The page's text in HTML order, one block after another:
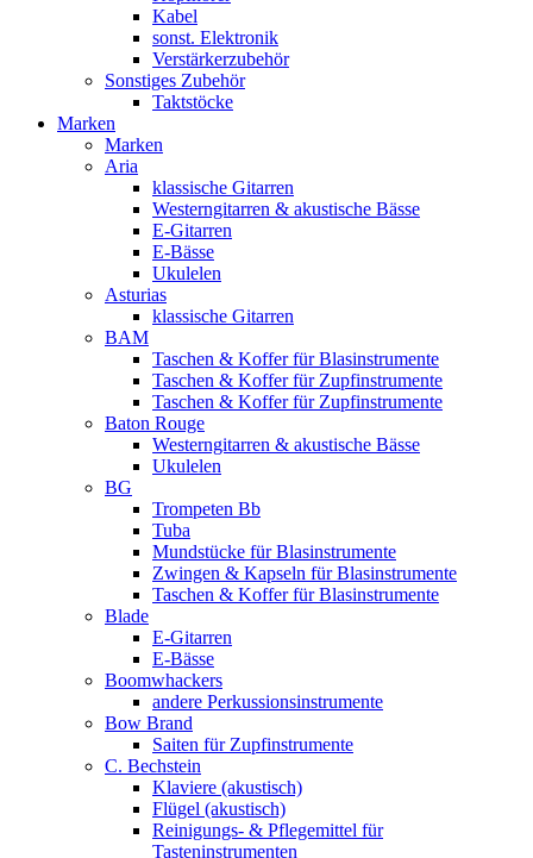
Kabel
sonst. Elektronik
Verstärkerzubehör
Sonstiges Zubehör
Taktstöcke
Marken
Marken
Aria
klassische Gitarren
Westerngitarren & akustische Bässe
E-Gitarren
E-Bässe
Ukulelen
Asturias
klassische Gitarren
BAM
Taschen & Koffer für Blasinstrumente
Taschen & Koffer für Zupfinstrumente
Taschen & Koffer für Zupfinstrumente
Baton Rouge
Westerngitarren & akustische Bässe
Ukulelen
BG
Trompeten Bb
Tuba
Mundstücke für Blasinstrumente
Zwingen & Kapseln für Blasinstrumente
Taschen & Koffer für Blasinstrumente
Blade
E-Gitarren
E-Bässe
Boomwhackers
andere Perkussionsinstrumente
Bow Brand
Saiten für Zupfinstrumente
C. Bechstein
Klaviere (akustisch)
Flügel (akustisch)
Reinigungs- & Pflegemittel für
Tasteninstrumenten